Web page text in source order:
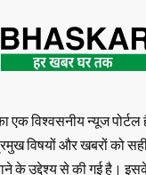
एक विश्वसनीय न्यूज
विषयों और खबरों को
के उद्देश्य से की गई है।